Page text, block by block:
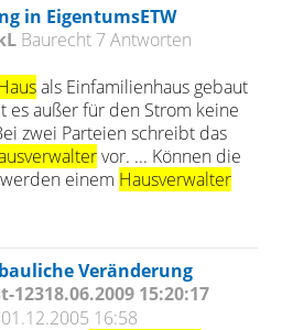
in EigentumsETW
Baurecht 7 Antworten
als Einfamilienhaus gebaut
außer für den Strom keine
zwei Parteien schreibt das
vor. ... Können die
einem Hausverwalter
Veränderung
12318.06.2009 15:20:17
01.12.2005 16:58